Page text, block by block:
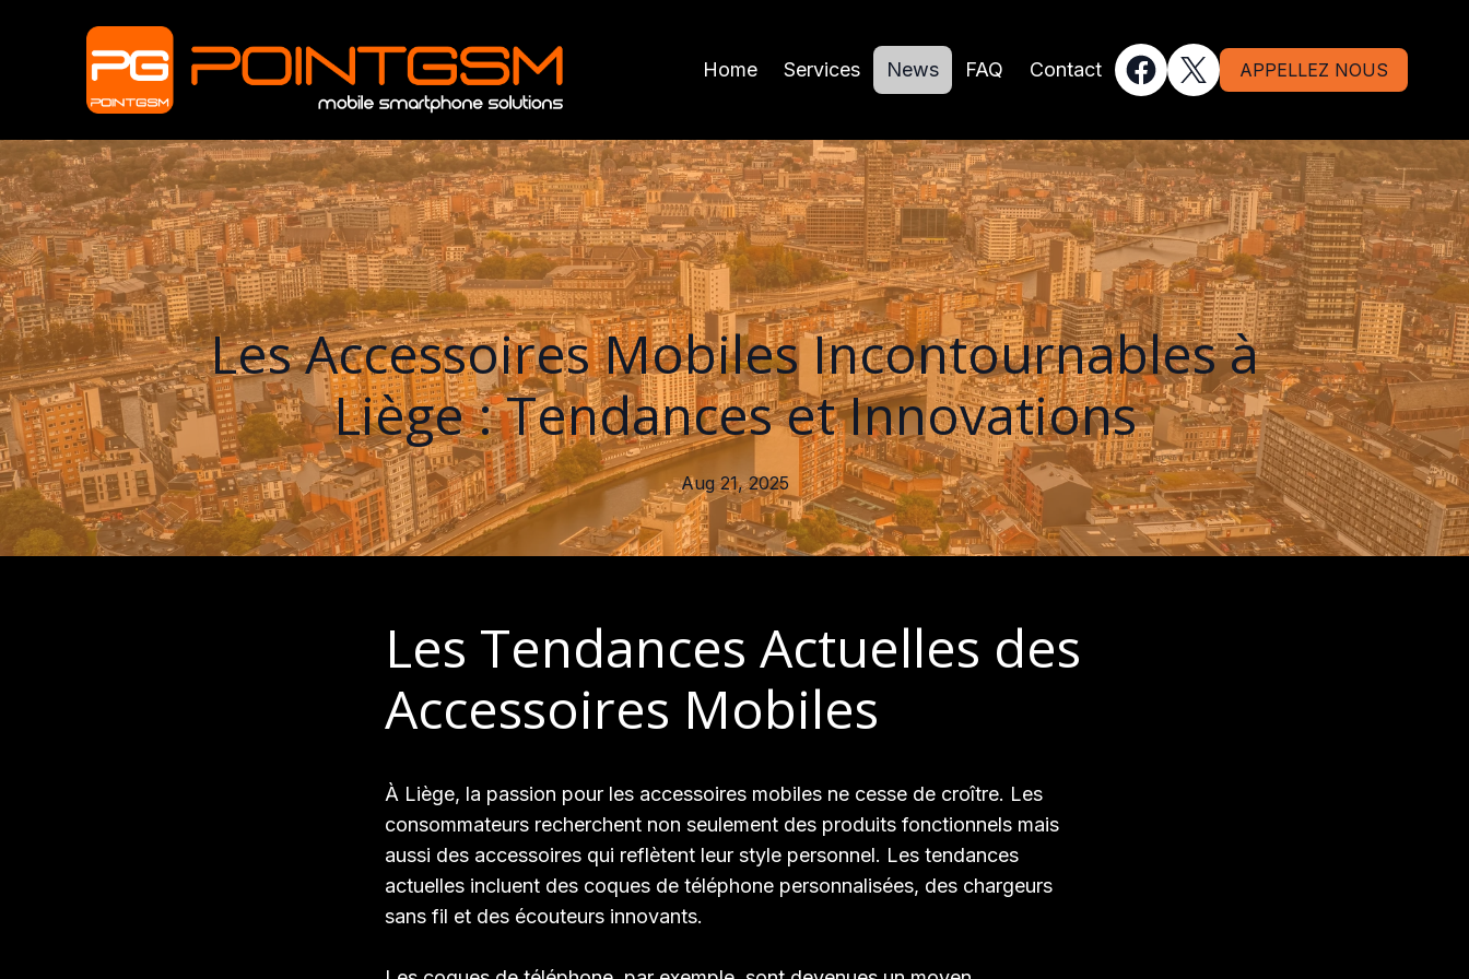
Home Services News FAQ Contact APPELLEZ NOUS
Les Accessoires Mobiles Incontournables à
Liège : Tendances et Innovations
Aug 21, 2025
Les Tendances Actuelles des
Accessoires Mobiles
À Liège, la passion pour les accessoires mobiles ne cesse de croître. Les
consommateurs recherchent non seulement des produits fonctionnels mais
aussi des accessoires qui reflètent leur style personnel. Les tendances
actuelles incluent des coques de téléphone personnalisées, des chargeurs
sans fil et des écouteurs innovants.